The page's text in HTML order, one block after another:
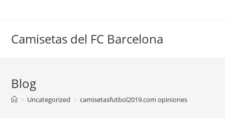
Camisetas del FC Barcelona
Blog
> Uncategorized > camisetasfutbol2019.com opiniones